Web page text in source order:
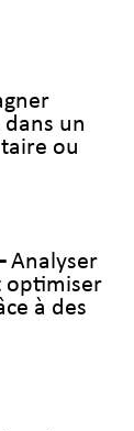
un
ou
Analyser
optimiser
à des